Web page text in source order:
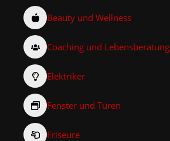
Beauty und Wellness
Coaching und Lebensberatung
Elektriker
Fenster und Türen
Friseure